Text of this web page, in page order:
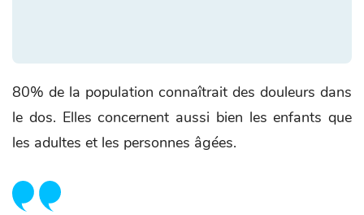
80% de la population connaîtrait des douleurs dans
le dos. Elles concernent aussi bien les enfants que
les adultes et les personnes âgées.